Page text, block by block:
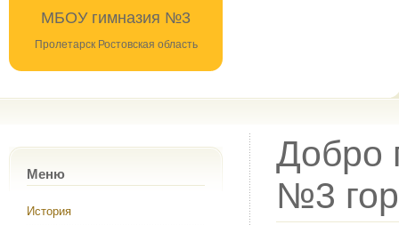
МБОУ гимназия №3
Пролетарск Ростовская область
Меню
История
Добро
№3